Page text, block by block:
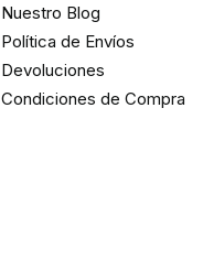
Nuestro Blog
Política de Envíos
Devoluciones
Condiciones de Compra